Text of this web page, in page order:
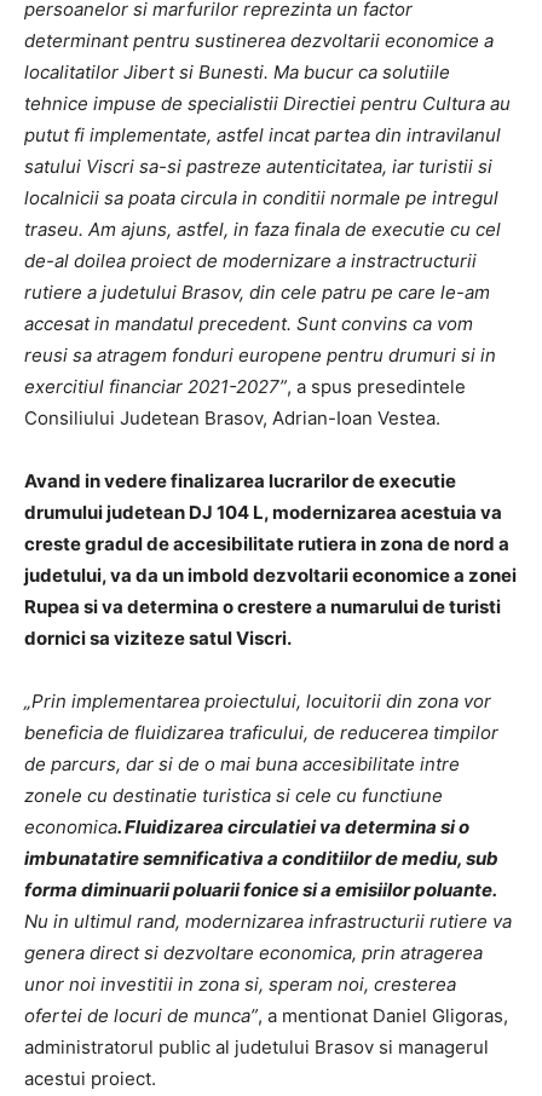
persoanelor si marfurilor reprezinta un factor
determinant pentru sustinerea dezvoltarii economice a
localitatilor Jibert si Bunesti. Ma bucur ca solutiile
tehnice impuse de specialistii Directiei pentru Cultura au
putut fi implementate, astfel incat partea din intravilanul
satului Viscri sa-si pastreze autenticitatea, iar turistii si
localnicii sa poata circula in conditii normale pe intregul
traseu. Am ajuns, astfel, in faza finala de executie cu cel
de-al doilea proiect de modernizare a instractructurii
rutiere a judetului Brasov, din cele patru pe care le-am
accesat in mandatul precedent. Sunt convins ca vom
reusi sa atragem fonduri europene pentru drumuri si in
exercitiul financiar 2021-2027”, a spus presedintele
Consiliului Judetean Brasov, Adrian-Ioan Vestea.
Avand in vedere finalizarea lucrarilor de executie
drumului judetean DJ 104 L, modernizarea acestuia va
creste gradul de accesibilitate rutiera in zona de nord a
judetului, va da un imbold dezvoltarii economice a zonei
Rupea si va determina o crestere a numarului de turisti
dornici sa viziteze satul Viscri.
„Prin implementarea proiectului, locuitorii din zona vor
beneficia de fluidizarea traficului, de reducerea timpilor
de parcurs, dar si de o mai buna accesibilitate intre
zonele cu destinatie turistica si cele cu functiune
economica. Fluidizarea circulatiei va determina si o
imbunatatire semnificativa a conditiilor de mediu, sub
forma diminuarii poluarii fonice si a emisiilor poluante.
Nu in ultimul rand, modernizarea infrastructurii rutiere va
genera direct si dezvoltare economica, prin atragerea
unor noi investitii in zona si, speram noi, cresterea
ofertei de locuri de munca”, a mentionat Daniel Gligoras,
administratorul public al judetului Brasov si managerul
acestui proiect.